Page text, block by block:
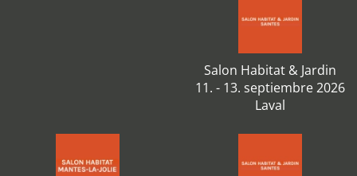
Salon Habitat & Jardin
11. - 13. septiembre 2026
Laval